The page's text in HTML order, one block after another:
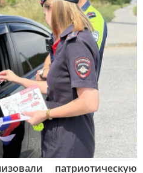
патриотическую